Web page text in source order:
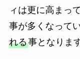
ィは更に高まっ
事が多くなってい
れる事となります